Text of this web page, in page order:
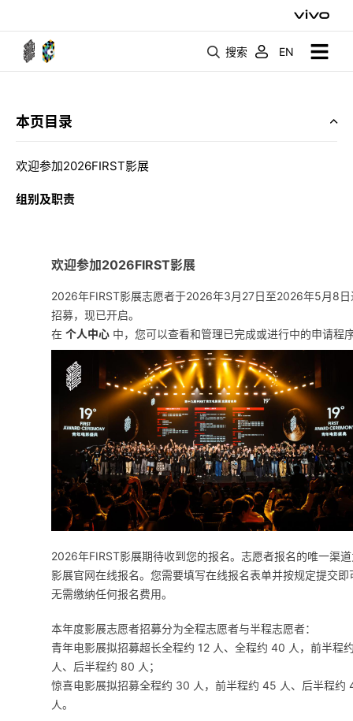
搜索 EN
欢迎参加2026FIRST影展
2026年FIRST影展志愿者于2026年3月27日至2026年5月8日
招募，现已开启。
在 个人中心 中，您可以查看和管理已完成或进行中的申请程
2026年FIRST影展期待收到您的报名。志愿者报名的唯一渠
影展官网在线报名。您需要填写在线报名表单并按规定提交即
无需缴纳任何报名费用。
本年度影展志愿者招募分为全程志愿者与半程志愿者：
青年电影展拟招募超长全程约 12 人、全程约 40 人，前半程
人、后半程约 80 人；
惊喜电影展拟招募全程约 30 人，前半程约 45 人、后半程约
人。
本页目录
欢迎参加2026FIRST影展
组别及职责